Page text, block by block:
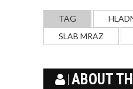
TAG
SLAB MRAZ
ABOUT